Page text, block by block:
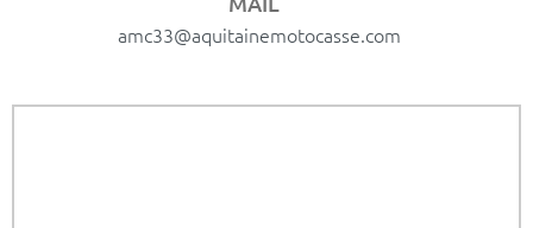
amc33@aquitainemotocasse.com